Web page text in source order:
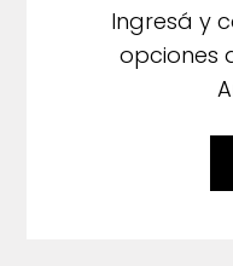
Ingresá y
opciones